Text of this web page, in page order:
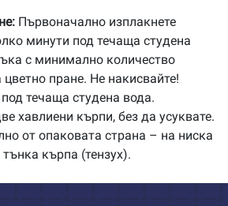
Първоначално изплакнете
минути под течаща студена
с минимално количество
пране. Не накисвайте!
течаща студена вода.
хавлиени кърпи, без да усуквате.
от опаковата страна – на ниска
кърпа (тензух).